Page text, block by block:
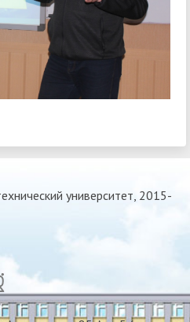
университет, 2015-